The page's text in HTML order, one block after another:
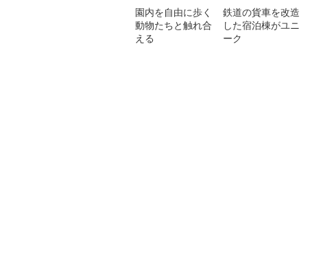
園内を自由に歩く
動物たちと触れ合
える
鉄道の貨車を改造
した宿泊棟がユニ
ーク